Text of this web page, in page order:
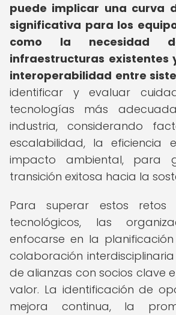
puede implicar una curva
significativa para los
como la necesidad
infraestructuras existentes
interoperabilidad entre
identificar y evaluar
tecnologías más
industria, considerando
escalabilidad, la eficiencia
impacto ambiental, para
transición exitosa hacia la
Para superar estos retos
tecnológicos, las
enfocarse en la
colaboración
de alianzas con socios clave
valor. La identificación de
mejora continua, la